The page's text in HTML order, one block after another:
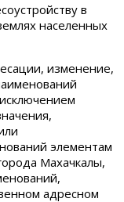
в
населенных
изменение,
элементам
Махачкалы,
адресном